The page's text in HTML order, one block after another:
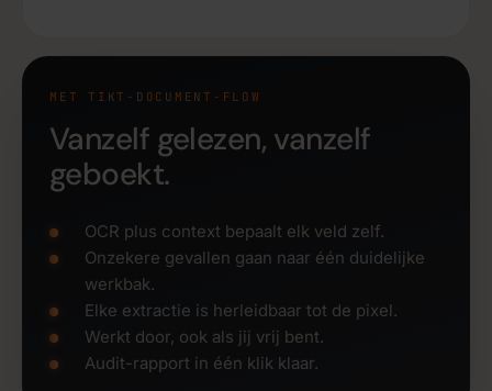
MET TIKT-DOCUMENT-FLOW
Vanzelf gelezen, vanzelf
geboekt.
OCR plus context bepaalt elk veld zelf.
Onzekere gevallen gaan naar één duidelijke
werkbak.
Elke extractie is herleidbaar tot de pixel.
Werkt door, ook als jij vrij bent.
Audit-rapport in één klik klaar.